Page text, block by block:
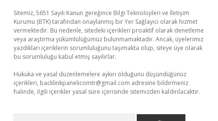
Sitemiz, 5651 Sayılı Kanun gereğince Bilgi Teknolojileri ve İletişim
Kurumu (BTK) tarafından onaylanmış bir Yer Sağlayıcı olarak hizmet
vermektedir. Bu nedenle, sitedeki içerikleri proaktif olarak denetleme
veya araştırma yükümlülüğümüz bulunmamaktadır. Ancak, üyelerimiz
yazdıkları içeriklerin sorumluluğunu taşımakta olup, siteye üye olarak
bu sorumluluğu kabul etmiş sayılırlar.
Hukuka ve yasal düzenlemelere aykırı olduğunu düşündüğünüz
içerikleri, backlinkpanelicomtr@gmail.com adresine bildirmeniz
halinde, ilgili içerikler yasal süre içerisinde sitemizden kaldırılacaktır.